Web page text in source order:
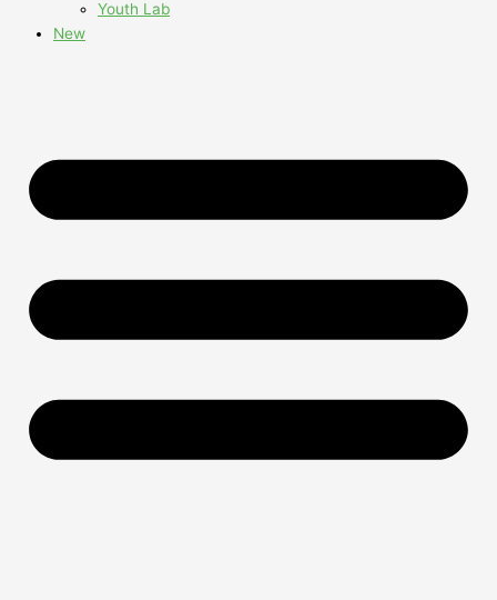
Youth Lab
New